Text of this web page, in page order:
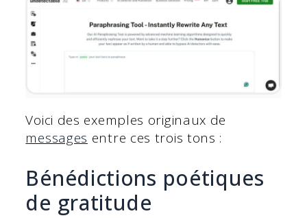
Voici des exemples originaux de
messages entre ces trois tons :
Bénédictions poétiques
de gratitude